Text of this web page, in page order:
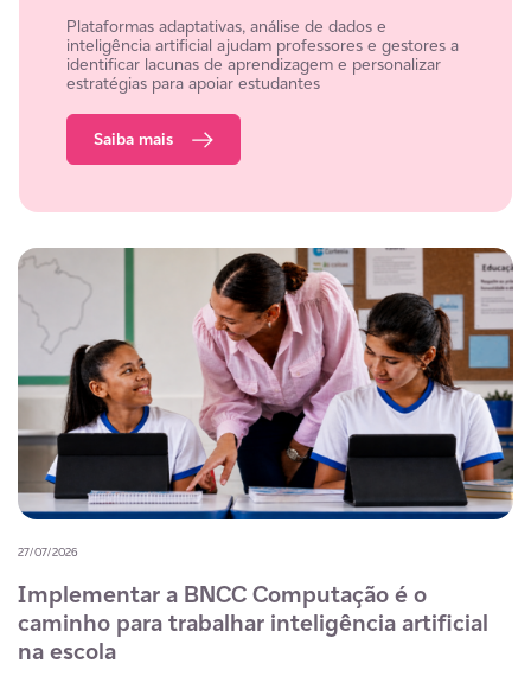
Plataformas adaptativas, análise de dados e
inteligência artificial ajudam professores e gestores a
identificar lacunas de aprendizagem e personalizar
estratégias para apoiar estudantes
Saiba mais
27/07/2026
Implementar a BNCC Computação é o
caminho para trabalhar inteligência artificial
na escola